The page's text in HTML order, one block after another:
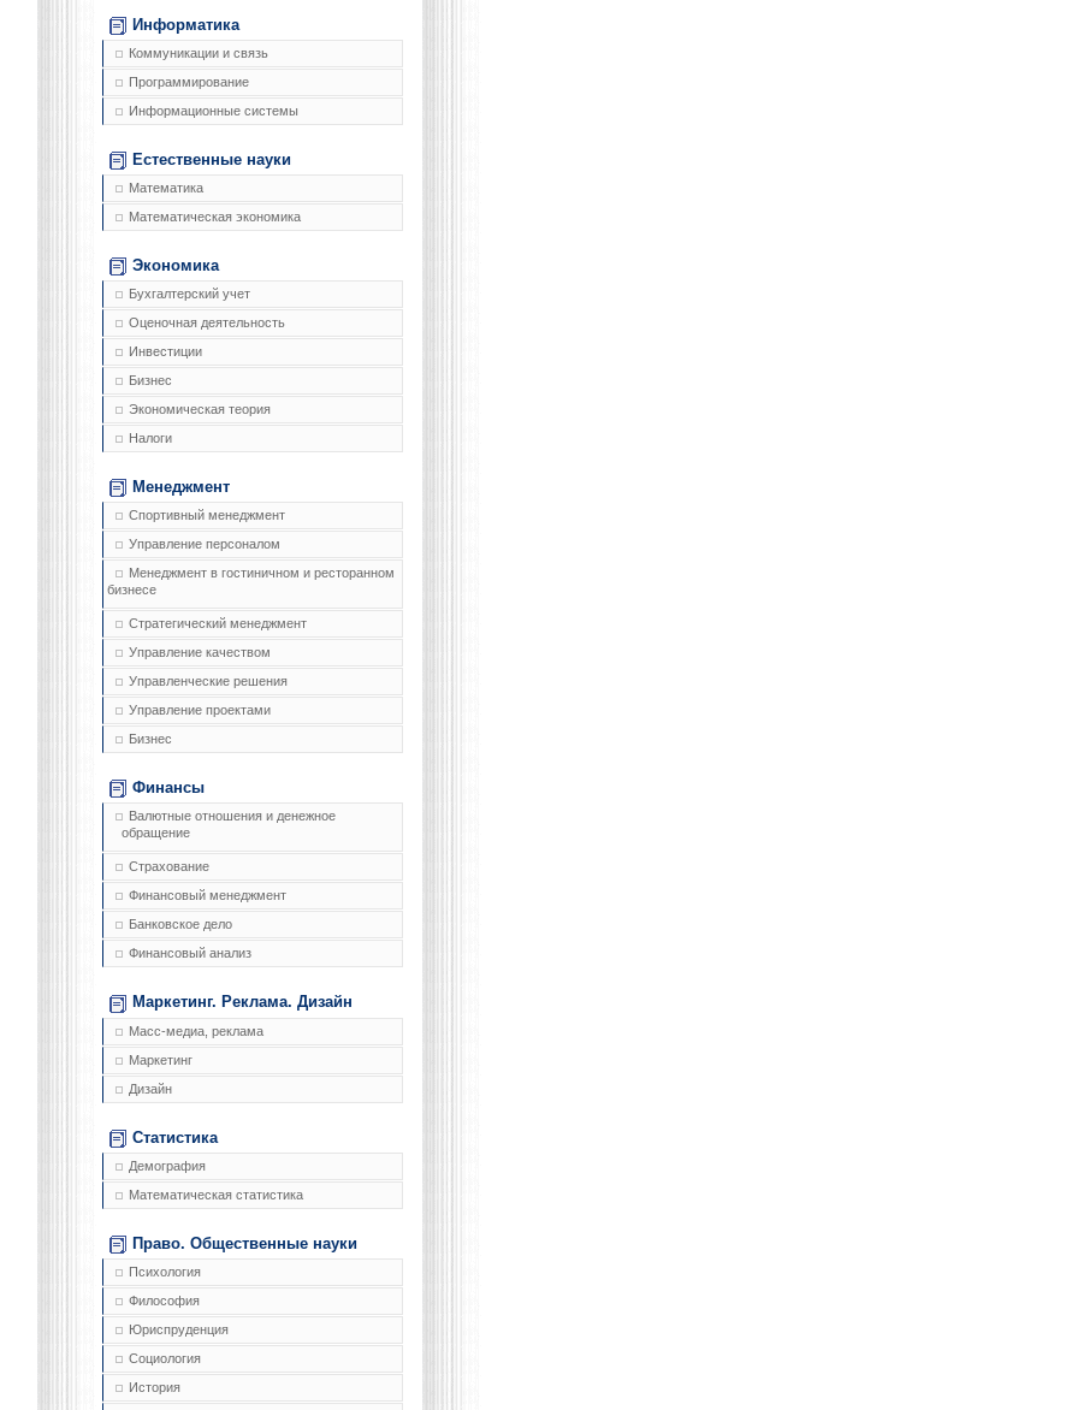
Информатика
Коммуникации и связь
Программирование
Информационные системы
Естественные науки
Математика
Математическая экономика
Экономика
Бухгалтерский учет
Оценочная деятельность
Инвестиции
Бизнес
Экономическая теория
Налоги
Менеджмент
Спортивный менеджмент
Управление персоналом
Менеджмент в гостиничном и ресторанном
бизнесе
Стратегический менеджмент
Управление качеством
Управленческие решения
Управление проектами
Бизнес
Финансы
Валютные отношения и денежное
обращение
Страхование
Финансовый менеджмент
Банковское дело
Финансовый анализ
Маркетинг. Реклама. Дизайн
Масс-медиа, реклама
Маркетинг
Дизайн
Статистика
Демография
Математическая статистика
Право. Общественные науки
Психология
Философия
Юриспруденция
Социология
История